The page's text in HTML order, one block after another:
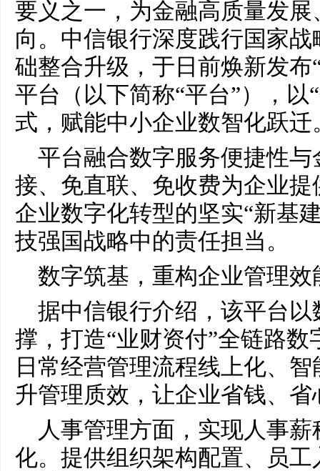
要义之一，为金融高质量发
向。中信银行深度践行国家
础整合升级，于日前焕新发布
平台（以下简称“平台”），以
式，赋能中小企业数智化跃迁
平台融合数字服务便捷性
接、免直联、免收费为企业
企业数字化转型的坚实“新基
技强国战略中的责任担当。
数字筑基，重构企业管理效
据中信银行介绍，该平台
撑，打造“业财资付”全链路
日常经营管理流程线上化、
升管理质效，让企业省钱、省
人事管理方面，实现人事
化。提供组织架构配置、员